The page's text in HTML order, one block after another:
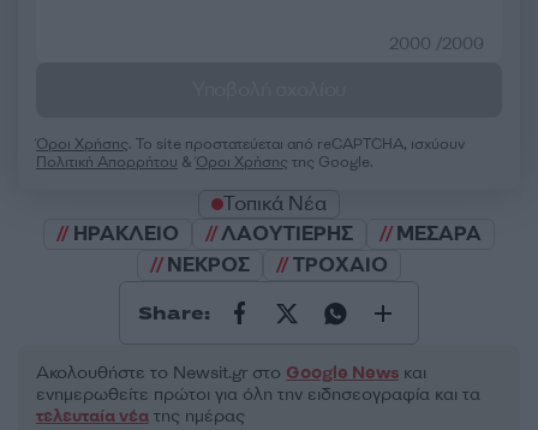
2000 /2000
Όροι Χρήσης. Το site προστατεύεται από reCAPTCHA, ισχύουν
Πολιτική Απορρήτου &Όροι Χρήσης της Google.
Τοπικά Νέα
ΗΡΑΚΛΕΙΟ
ΛΑΟΥΤΙΕΡΗΣ
ΜΕΣΑΡΑ
ΝΕΚΡΟΣ
ΤΡΟΧΑΙΟ
Share:
Ακολουθήστε το Νewsit.gr στο Google News και
ενημερωθείτε πρώτοι για όλη την ειδησεογραφία και τα
τελευταία νέα της ημέρας